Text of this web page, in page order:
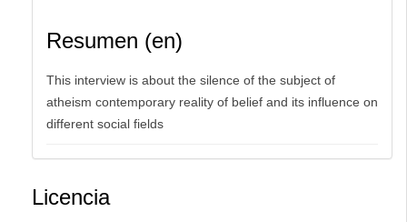
Resumen (en)
This interview is about the silence of the subject of
atheism contemporary reality of belief and its influence on
different social fields
Licencia